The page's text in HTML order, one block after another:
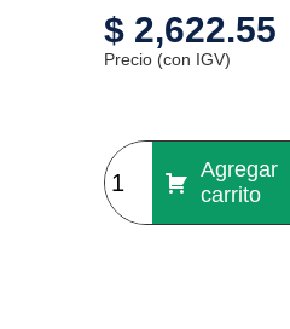
$ 2,622.55
Precio (con IGV)
carrito